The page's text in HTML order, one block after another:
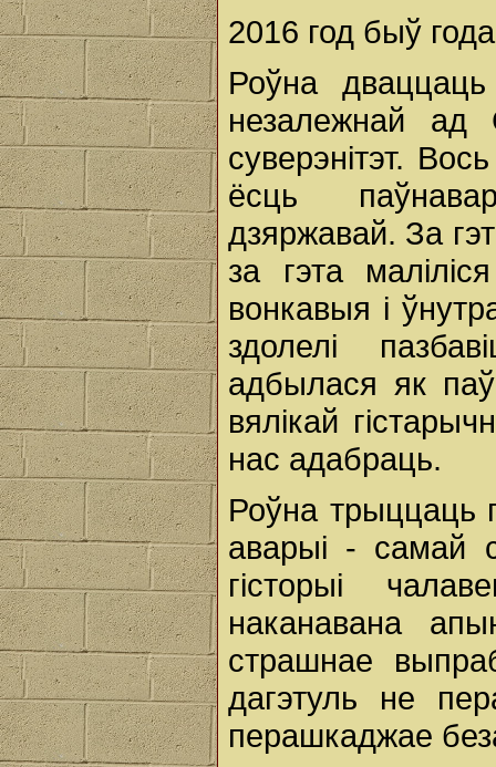
2016 год быў
Роўна
незалежнай ад
суверэнітэт.
ёсць
дзяржавай. За
за гэта
вонкавыя і
здолелі
адбылася як
вялікай
нас адабраць.
Роўна трыццаць
аварыі - самай
гісторыі
наканавана
страшнае
дагэтуль не
перашкаджае